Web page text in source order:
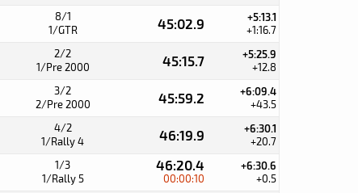
8/1
1/GTR
45:02.9 +5:13.1
+1:16.7
2/2
1/Pre 2000
45:15.7 +5:25.9
+12.8
3/2
2/Pre 2000
45:59.2 +6:09.4
+43.5
4/2
1/Rally 4
46:19.9 +6:30.1
+20.7
1/3
1/Rally 5
46:20.4
00:00:10
+6:30.6
+0.5